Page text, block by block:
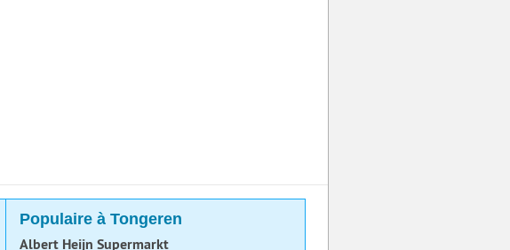
Populaire à Tongeren
Albert Heijn Supermarkt